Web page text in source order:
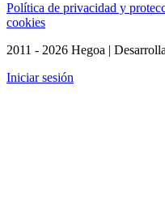
Política de privacidad y
cookies
2011 - 2026 Hegoa |
Iniciar sesión